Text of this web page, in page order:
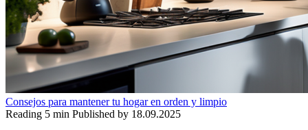
Consejos para mantener tu hogar en orden y limpio
Reading 5 min Published by 18.09.2025